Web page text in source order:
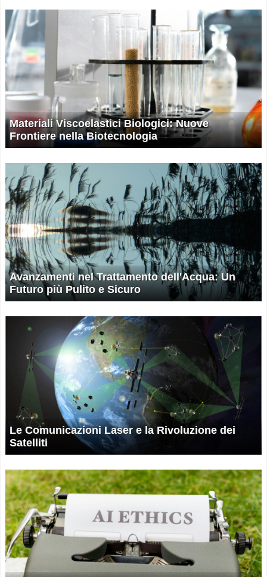
Materiali Viscoelastici Biologici: Nuove
Frontiere nella Biotecnologia
Avanzamenti nel Trattamento dell'Acqua: Un
Futuro più Pulito e Sicuro
Le Comunicazioni Laser e la Rivoluzione dei
Satelliti